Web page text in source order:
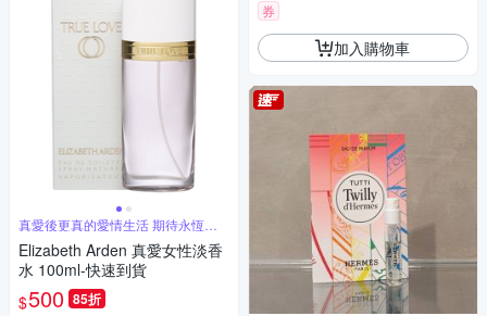
真愛後更真的愛情生活 期待永恆不
渝的愛情
Elizabeth Arden 真愛女性淡香
水 100ml-快速到貨
$500 85折
券
加入購物車